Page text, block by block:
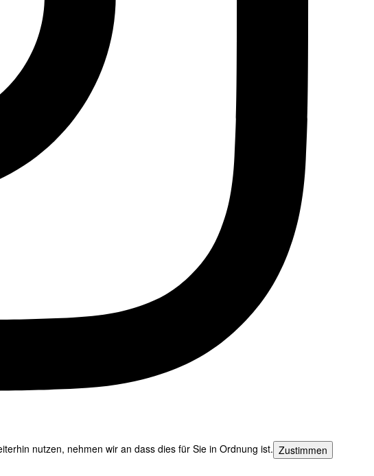
nutzen, nehmen wir an dass dies für Sie in Ordnung ist. Zustimmen